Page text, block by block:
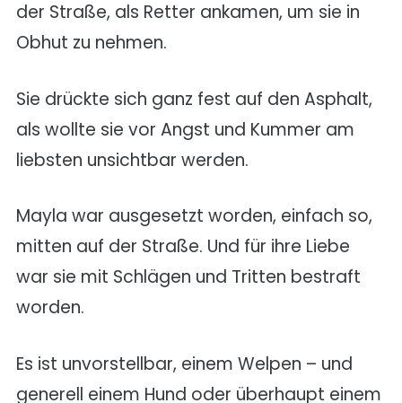
der Straße, als Retter ankamen, um sie in
Obhut zu nehmen.
Sie drückte sich ganz fest auf den Asphalt,
als wollte sie vor Angst und Kummer am
liebsten unsichtbar werden.
Mayla war ausgesetzt worden, einfach so,
mitten auf der Straße. Und für ihre Liebe
war sie mit Schlägen und Tritten bestraft
worden.
Es ist unvorstellbar, einem Welpen – und
generell einem Hund oder überhaupt einem